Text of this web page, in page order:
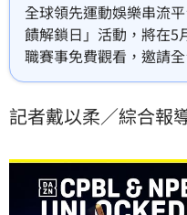
全球領先運動娛樂串流
饋解鎖日」活動，將在5
職賽事免費觀看，邀請
血的棒球娛樂體驗。
記者戴以柔／綜合報